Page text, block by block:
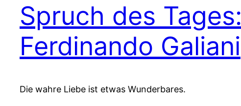
Spruch des Tages:
Ferdinando Galiani
Die wahre Liebe ist etwas Wunderbares.